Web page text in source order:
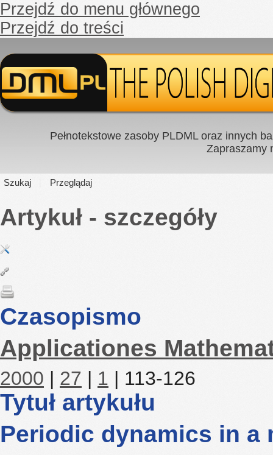
Przejdź do menu głównego
Przejdź do treści
Pełnotekstowe zasoby PLDML oraz innych
Zapraszamy
Szukaj Przeglądaj
Artykuł - szczegóły
Czasopismo
Applicationes
2000 | 27 | 1 | 113-126
Tytuł artykułu
Periodic dynamics in a